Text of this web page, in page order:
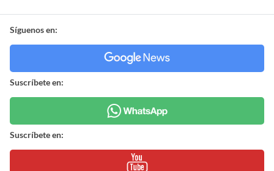
Síguenos en:
Suscríbete en:
Suscríbete en: